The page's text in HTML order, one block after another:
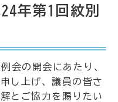
年第1回紋別
会の開会にあたり、
し上げ、議員の皆さ
とご協力を賜りたい